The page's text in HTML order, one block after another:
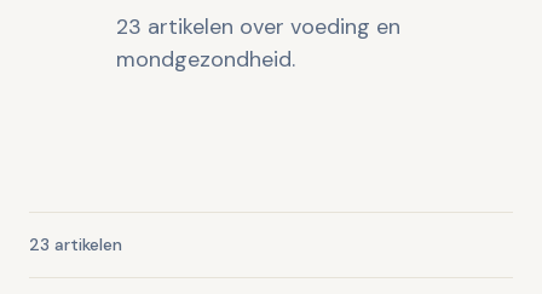
23 artikelen over voeding en
mondgezondheid.
23 artikelen